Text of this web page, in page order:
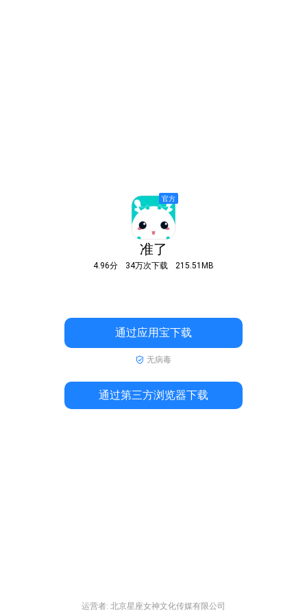
准了
4.96分 34万次下载 215.51MB
通过应用宝下载
无病毒
通过第三方浏览器下载
运营者: 北京星座女神文化传媒有限公司